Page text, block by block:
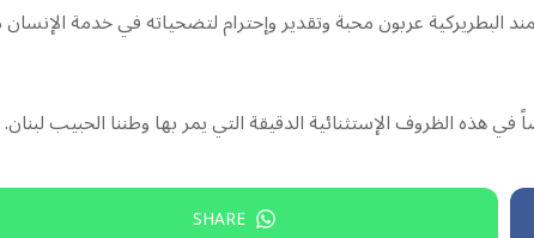
البطريركية عربون محبة وتقدير وإحترام لتضحياته في خدمة
هذه الظروف الإستثنائية الدقيقة التي يمر بها وطننا الحبيب لبنان.
SHARE